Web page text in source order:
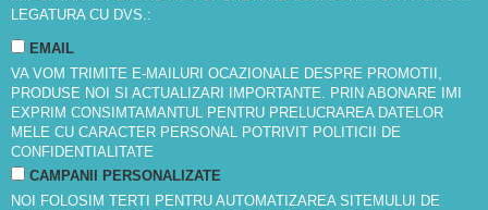
LEGATURA CU DVS.:
EMAIL
VA VOM TRIMITE E-MAILURI OCAZIONALE DESPRE PROMOTII,
PRODUSE NOI SI ACTUALIZARI IMPORTANTE. PRIN ABONARE IMI
EXPRIM CONSIMTAMANTUL PENTRU PRELUCRAREA DATELOR
MELE CU CARACTER PERSONAL POTRIVIT POLITICII DE
CONFIDENTIALITATE
CAMPANII PERSONALIZATE
NOI FOLOSIM TERTI PENTRU AUTOMATIZAREA SITEMULUI DE